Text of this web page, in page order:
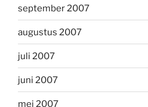
september 2007
augustus 2007
juli 2007
juni 2007
mei 2007